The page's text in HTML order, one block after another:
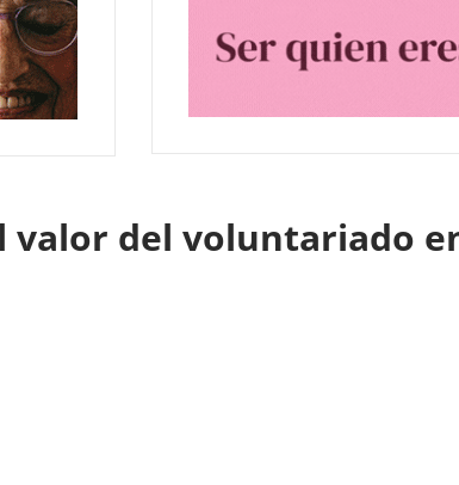
valor del voluntariado